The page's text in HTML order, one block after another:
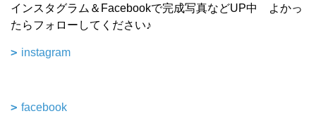
インスタグラム＆Facebookで完成写真などUP中 よかっ
たらフォローしてください♪
instagram
facebook